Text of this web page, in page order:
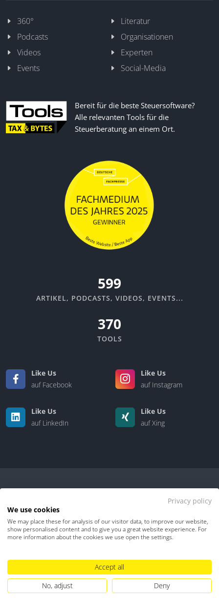
360°
Literatur
Podcasts
Organisationen
Videos
Experten
Events
Social-Media
Bereit für die beste Steuersoftware?
Alle relevanten Tools für die
Steuerberatung an einem Ort.
670
ARTIKEL, PODCASTS, VIDEOS, EVENTS...
370
TOOLS
Like Us
auf Facebook
Like Us
auf Instagram
Like Us
auf LinkedIn
Like Us
auf Xing
Kontakt | Über uns
Impressum
Hinweisgebersystem
Umgang mit KI
Privacy policy
We use cookies
We may place these for analysis of our visitor data, to improve our website,
show personalised content and to give you a great website experience. For
more information about the cookies we use open the settings.
Accept all
No, adjust
Deny